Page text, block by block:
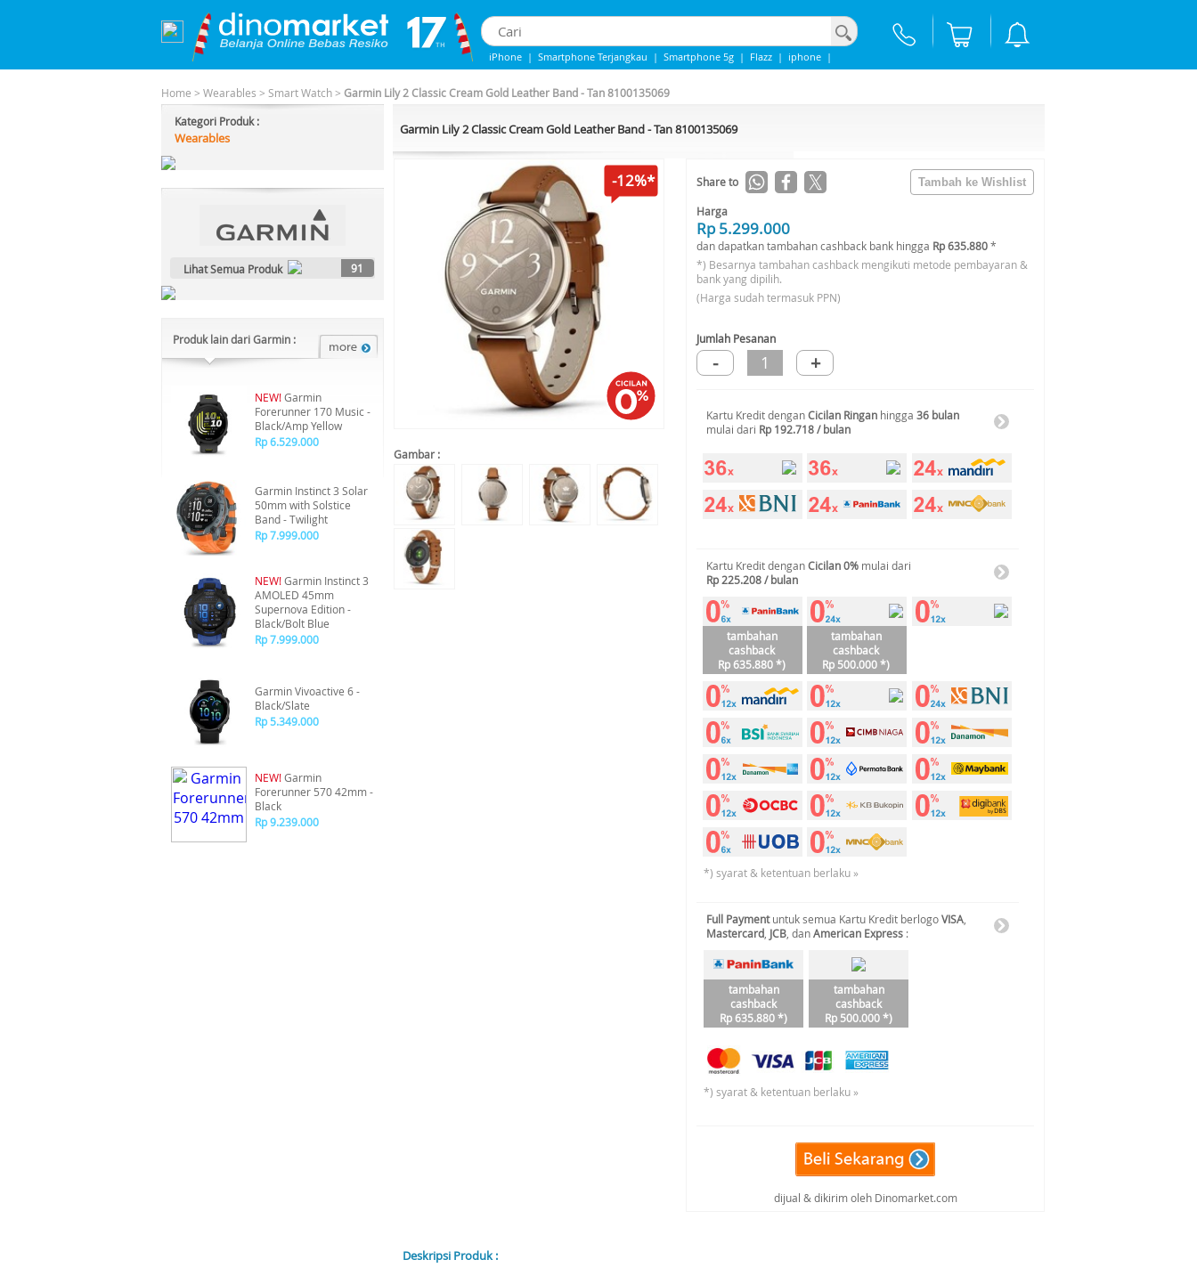
iPhone | Smartphone Terjangkau | Smartphone 5g | Flazz | iphone |
Home > Wearables > Smart Watch> Garmin Lily 2 Classic Cream Gold Leather Band - Tan 8100135069
Kategori Produk :
Wearables
Lihat Semua Produk 91
Produk lain dari Garmin :
NEW!Garmin
Forerunner 170 Music -
Black/Amp Yellow
Rp 6.529.000
Garmin Instinct 3 Solar
50mm with Solstice
Band - Twilight
Rp 7.999.000
NEW!Garmin Instinct 3
AMOLED 45mm
Supernova Edition -
Black/Bolt Blue
Rp 7.999.000
Garmin Vivoactive 6 -
Black/Slate
Rp 5.349.000
NEW!Garmin
Forerunner 570 42mm -
Black
Rp 9.239.000
Garmin Lily 2 Classic Cream Gold Leather Band - Tan 8100135069
-12%*
Gambar :
Share to
Harga
Rp 5.299.000
dan dapatkan tambahan cashback bank hingga Rp 635.880*
*) Besarnya tambahan cashback mengikuti metode pembayaran &
bank yang dipilih.
(Harga sudah termasuk PPN)
Jumlah Pesanan
- 1 +
Kartu Kredit denganCicilan Ringan hingga 36 bulan
mulai dari Rp 192.718 / bulan
Kartu Kredit denganCicilan 0% mulai dari
Rp 225.208 / bulan
tambahan
cashback
Rp 635.880 *)
tambahan
cashback
Rp 500.000 *)
*) syarat & ketentuan berlaku »
Full Paymentuntuk semua Kartu Kredit berlogoVISA
Mastercard JCB , danAmerican Express :
tambahan
cashback
Rp 635.880 *)
tambahan
cashback
Rp 500.000 *)
*) syarat & ketentuan berlaku »
dijual & dikirim oleh Dinomarket.com
Deskripsi Produk :